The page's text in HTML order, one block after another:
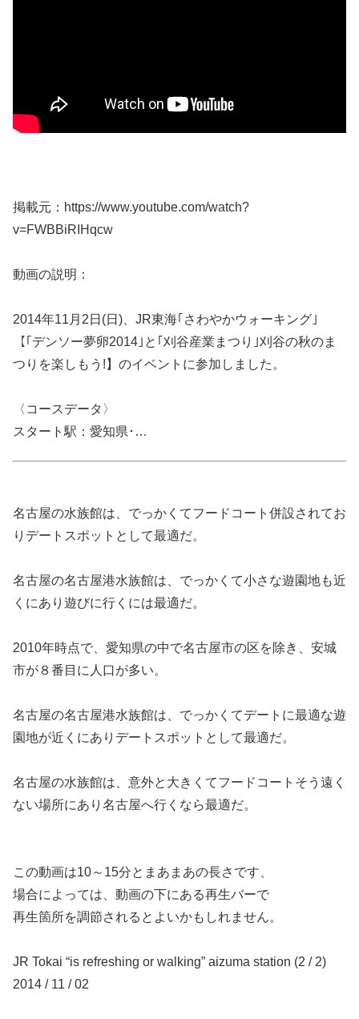
掲載元：https://www.youtube.com/watch?
v=FWBBiRIHqcw
動画の説明：
2014年11月2日(日)、JR東海｢さわやかウォーキング｣
【｢デンソー夢卵20­14｣と｢刈谷産業まつり｣刈谷の秋のま
つりを楽しもう!】のイベントに参加しました­。
〈コースデータ〉
スタート駅：愛知県･…
名古屋の水族館は、でっかくてフードコート併設されてお
りデートスポットとして最適だ。
名古屋の名古屋港水族館は、でっかくて小さな遊園地も近
くにあり遊びに行くには最適だ。
2010年時点で、愛知県の中で名古屋市の区を除き、安城
市が８番目に人口が多い。
名古屋の名古屋港水族館は、でっかくてデートに最適な遊
園地が近くにありデートスポットとして最適だ。
名古屋の水族館は、意外と大きくてフードコートそう遠く
ない場所にあり名古屋へ行くなら最適だ。
この動画は10～15分とまあまあの長さです、
場合によっては、動画の下にある再生バーで
再生箇所を調節されるとよいかもしれません。
JR Tokai “is refreshing or walking” aizuma station (2 / 2)
2014 / 11 / 02